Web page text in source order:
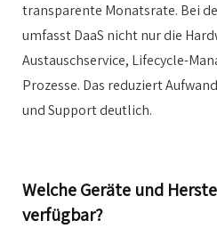
transparente Monatsrate. Bei
umfasst DaaS nicht nur die
Austauschservice, Lifecycle-
Prozesse. Das reduziert
und Support deutlich.
Welche Geräte und
verfügbar?